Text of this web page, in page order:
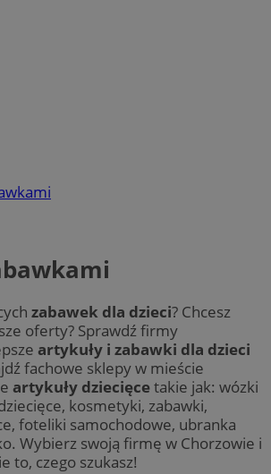
zabawek dla dzieci? Chcesz
oferty? Sprawdź firmy
artykuły i zabawki dla dzieci
fachowe sklepy w mieście
artykuły dziecięcetakie jak: wózki
kosmetyki, zabawki,
foteliki samochodowe, ubranka
Wybierz swoją firmę w Chorzowie i
to, czego szukasz!